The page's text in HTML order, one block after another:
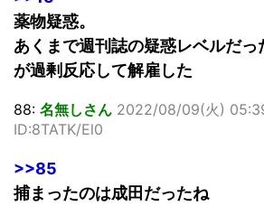
薬物疑惑。
あくまで週刊誌の疑惑レベルだ
が過剰反応して解雇した
88: 名無しさん 2022/08/09(火)
ID:8TATK/El0
>>85
捕まったのは成田だったね